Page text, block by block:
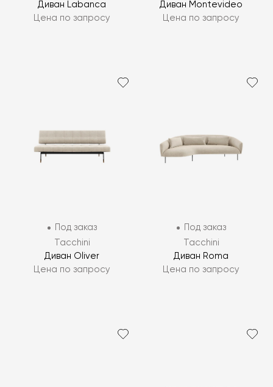
Диван Labanca
Цена по запросу
Диван Montevideo
Цена по запросу
Под заказ
Tacchini
Диван Oliver
Цена по запросу
Под заказ
Tacchini
Диван Roma
Цена по запросу